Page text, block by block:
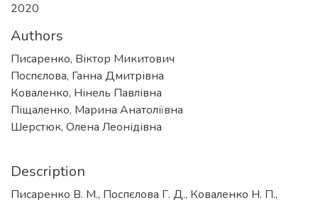
2020
Authors
Писаренко, Віктор Микитович
Поспєлова, Ганна Дмитрівна
Коваленко, Нінель Павлівна
Піщаленко, Марина Анатоліївна
Шерстюк, Олена Леонідівна
Description
Писаренко В. М., Поспєлова Г. Д., Коваленко Н. П.,